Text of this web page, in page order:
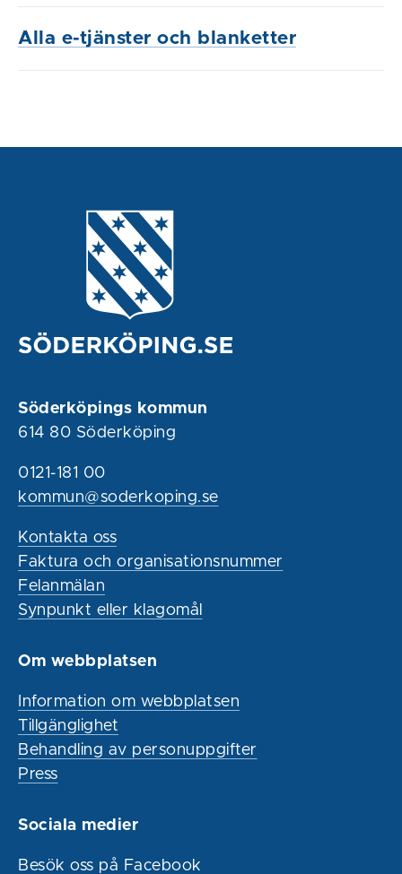
Alla e-tjänster och blanketter
Söderköpings kommun
614 80 Söderköping
0121-181 00
kommun@soderkoping.se
Kontakta oss
Faktura och organisationsnummer
Felanmälan
Synpunkt eller klagomål
Om webbplatsen
Information om webbplatsen
Tillgänglighet
Behandling av personuppgifter
Press
Sociala medier
Besök oss på Facebook